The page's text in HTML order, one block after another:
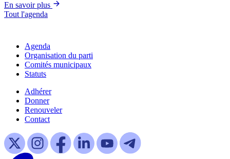
En savoir plus
Tout l'agenda
Agenda
Organisation du parti
Comités municipaux
Statuts
Adhérer
Donner
Renouveler
Contact